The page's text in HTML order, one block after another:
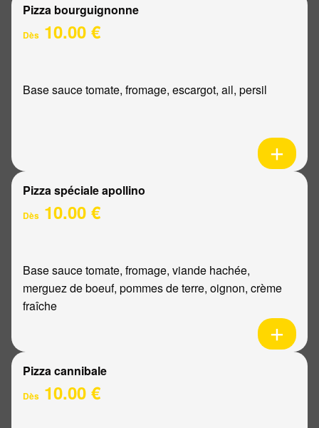
Pizza bourguignonne
Dès 10.00 €
Base sauce tomate, fromage, escargot, ail, persil
Pizza spéciale apollino
Dès 10.00 €
Base sauce tomate, fromage, viande hachée,
merguez de boeuf, pommes de terre, oignon, crème
fraîche
Pizza cannibale
Dès 10.00 €